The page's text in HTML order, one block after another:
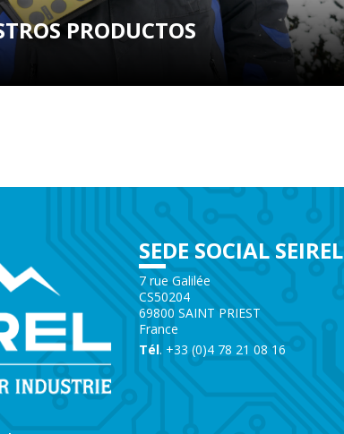
PRODUCTOS
SEDE SOCIAL SEIREL
7 rue Galilée
CS50204
69800 SAINT PRIEST
France
Tél. +33 (0)4 78 21 08 16